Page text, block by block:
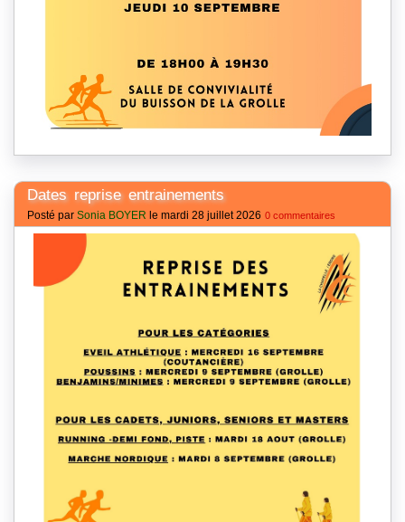
Dates reprise entrainements
Posté par Sonia BOYER le mardi 28 juillet 2026 0 commentaires